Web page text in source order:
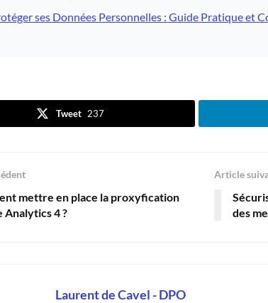
ses Données Personnelles : Guide Pratique et
Tweet 237
mettre en place la proxyfication
Analytics 4 ?
Article
des
Laurent de Cavel - DPO